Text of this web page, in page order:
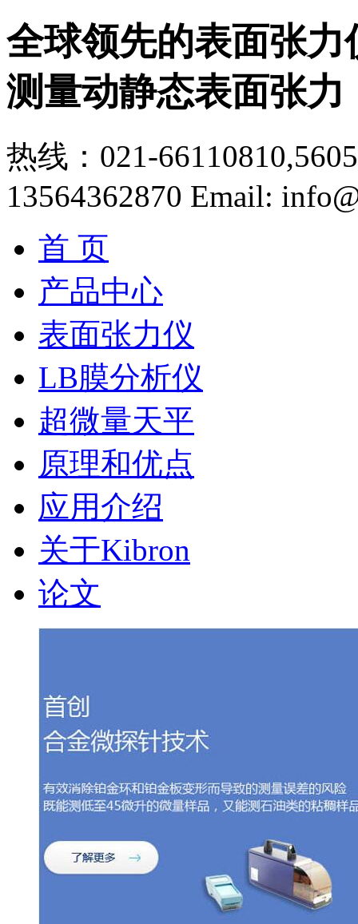
全球领先的表面张
测量动静态表面张力
热线：021-
13564362870 Email:
首 页
产品中心
表面张力仪
LB膜分析仪
超微量天平
原理和优点
应用介绍
关于Kibron
论文